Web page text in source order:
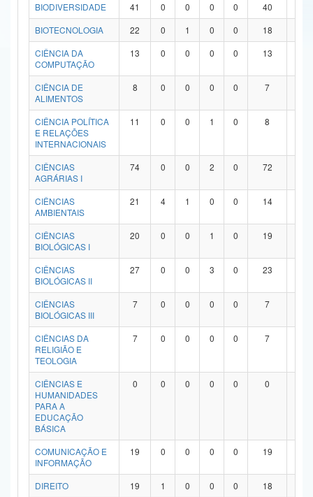
Advocacia-Geral da União
Banco Central do Brasil
BIODIVERSIDADE 41 0 0 0 0 40
BIOTECNOLOGIA
22 0 1 0 0 18
CIÊNCIA DA
COMPUTAÇÃO
13 0 0 0 0 13
CIÊNCIA DE
ALIMENTOS
8 0 0 0 0 7
CIÊNCIA POLÍTICA
E RELAÇÕES
INTERNACIONAIS
11 0 0 1 0 8
CIÊNCIAS
AGRÁRIAS I
74 0 0 2 0 72
CIÊNCIAS
AMBIENTAIS
21 4 1 0 0 14
CIÊNCIAS
BIOLÓGICAS I
20 0 0 1 0 19
CIÊNCIAS
BIOLÓGICAS II
27 0 0 3 0 23
CIÊNCIAS
BIOLÓGICAS III
7 0 0 0 0 7
CIÊNCIAS DA
RELIGIÃO E
TEOLOGIA
7 0 0 0 0 7
CIÊNCIAS E
HUMANIDADES
PARA A
EDUCAÇÃO
BÁSICA
0 0 0 0 0 0
COMUNICAÇÃO E
INFORMAÇÃO
19 0 0 0 0 19
DIREITO 19 1 0 0 0 18